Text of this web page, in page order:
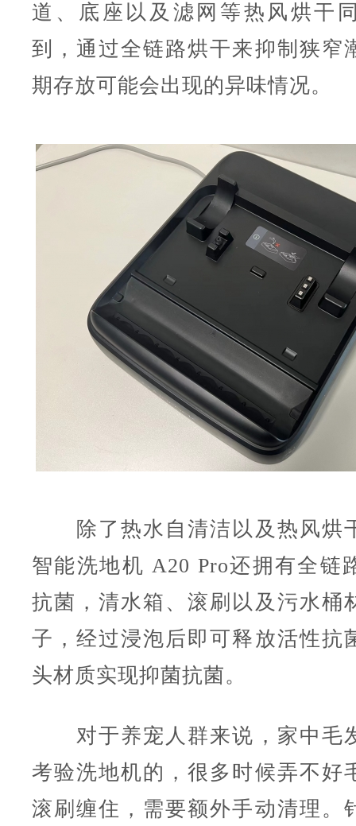
道、底座以及滤网等热风烘干
到，通过全链路烘干来抑制狭窄
期存放可能会出现的异味情况。
除了热水自清洁以及热风烘
智能洗地机 A20 Pro还拥有全链
抗菌，清水箱、滚刷以及污水桶
子，经过浸泡后即可释放活性抗
头材质实现抑菌抗菌。
对于养宠人群来说，家中毛
考验洗地机的，很多时候弄不好
滚刷缠住，需要额外手动清理。